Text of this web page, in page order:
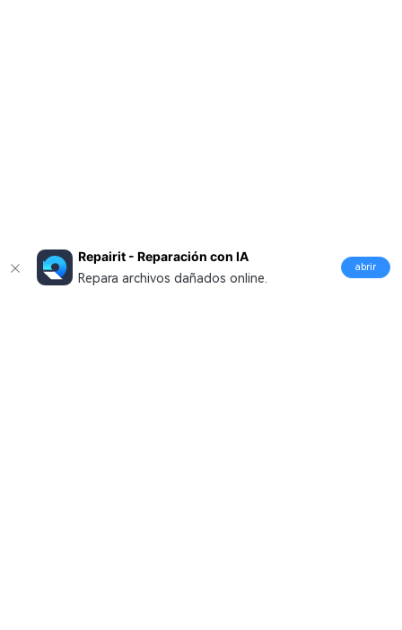
Repairit - Reparación con IA
Repara archivos dañados online.
abrir